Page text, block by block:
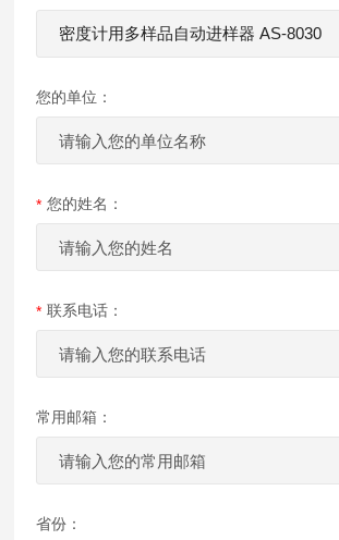
您的单位：
您的姓名：
联系电话：
常用邮箱：
省份：